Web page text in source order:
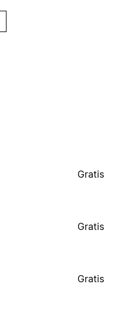
Gratis
Gratis
Gratis